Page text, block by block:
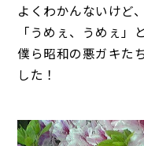
よくわかんないけど、
「うめぇ、うめぇ」
僕ら昭和の悪ガキた
した！